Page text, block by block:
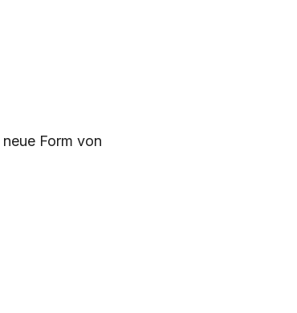
Form von